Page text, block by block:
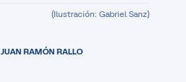
(Ilustración: Gabriel Sanz)
JUAN RAMÓN RALLO